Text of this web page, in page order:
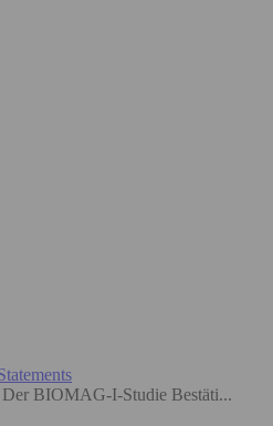
Der BIOMAG-I-Studie Bestäti...